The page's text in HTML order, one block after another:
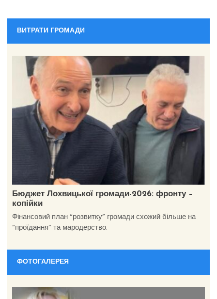
ВИТРАТИ ГРОМАДИ
Бюджет Лохвицької громади-2026: фронту –
копійки
Фінансовий план “розвитку” громади схожий більше на
“проїдання” та мародерство.
ФОТОГАЛЕРЕЯ